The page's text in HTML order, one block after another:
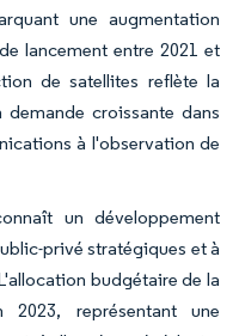
une augmentation
lancement entre 2021 et
de satellites reflète la
croissante dans
à l'observation de
un développement
privé stratégiques et à
budgétaire de la
représentant une